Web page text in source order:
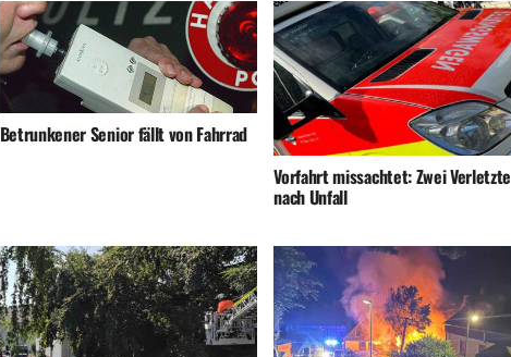
Betrunkener Senior fällt von Fahrrad
Vorfahrt missachtet: Zwei Verletzte
nach Unfall